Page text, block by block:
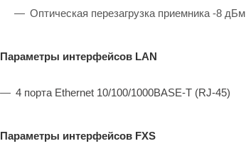
Оптическая перезагрузка приемника -8 дБм
Параметры интерфейсов LAN
4 порта Ethernet 10/100/1000BASE-T (RJ-45)
Параметры интерфейсов FXS